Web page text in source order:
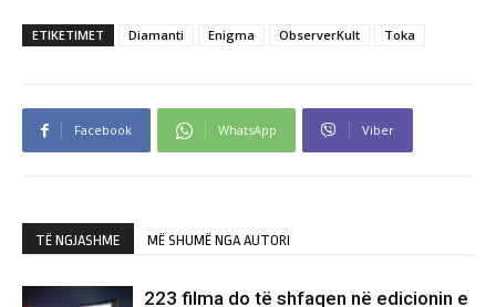
ETIKETIMET Diamanti Enigma ObserverKult Toka
Facebook WhatsApp Viber
TË NGJASHME MË SHUMË NGA AUTORI
223 filma do të shfaqen në edicionin e